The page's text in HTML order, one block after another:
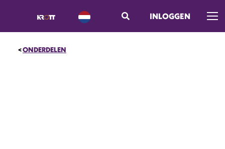
INLOGGEN
ONDERDELEN